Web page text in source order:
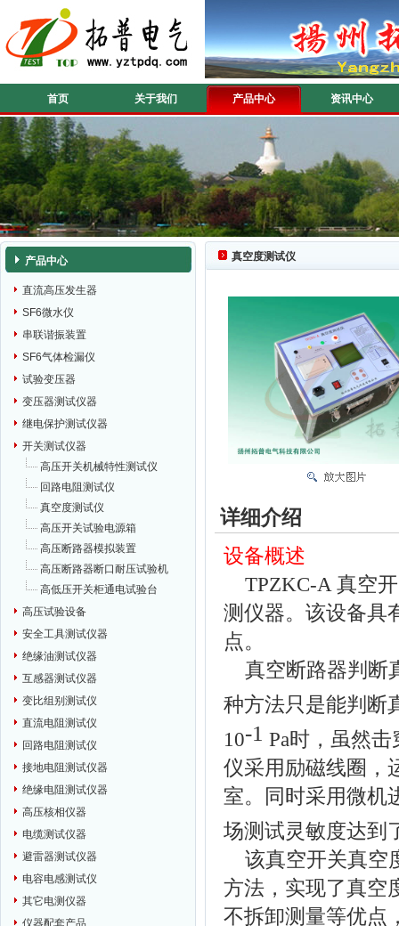
首页 关于我们 产品中心 资讯中心
产品中心
直流高压发生器
SF6微水仪
串联谐振装置
SF6气体检漏仪
试验变压器
变压器测试仪器
继电保护测试仪器
开关测试仪器
高压开关机械特性测试仪
回路电阻测试仪
真空度测试仪
高压开关试验电源箱
高压断路器模拟装置
高压断路器断口耐压试验机
高低压开关柜通电试验台
高压试验设备
安全工具测试仪器
绝缘油测试仪器
互感器测试仪器
变比组别测试仪
直流电阻测试仪
回路电阻测试仪
接地电阻测试仪器
绝缘电阻测试仪器
高压核相仪器
电缆测试仪器
避雷器测试仪器
电容电感测试仪
其它电测仪器
仪器配套产品
真空度测试仪
详细介绍
设备概述
TPZKC-A 真空
测仪器。该设备具
点。
真空断路器判断
种方法只是能判断
10-1 Pa时，虽然
仪采用励磁线圈，
室。同时采用微机
场测试灵敏度达到
该真空开关真空
方法，实现了真空
不拆卸测量等优点